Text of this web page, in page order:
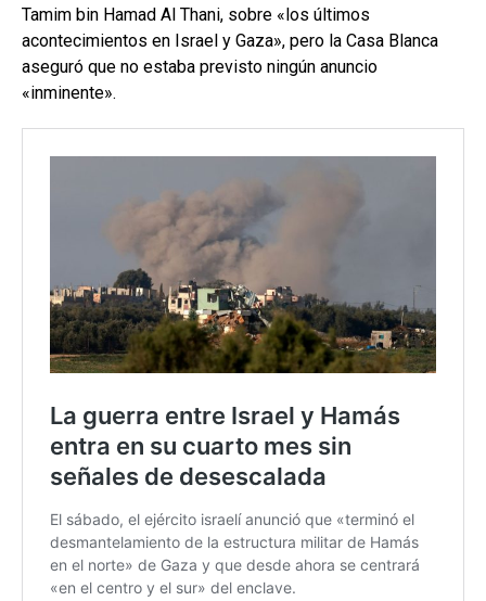
Tamim bin Hamad Al Thani, sobre «los últimos
acontecimientos en Israel y Gaza», pero la Casa Blanca
aseguró que no estaba previsto ningún anuncio
«inminente».